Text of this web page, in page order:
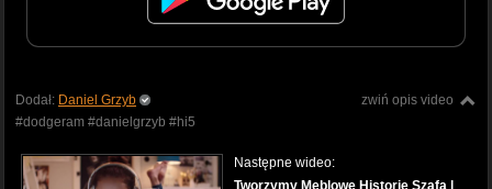
zwiń opis video
Dodał: Daniel Grzyb
#dodgeram #danielgrzyb #hi5
Następne wideo:
Tworzymy Meblowe Historie Szafa |